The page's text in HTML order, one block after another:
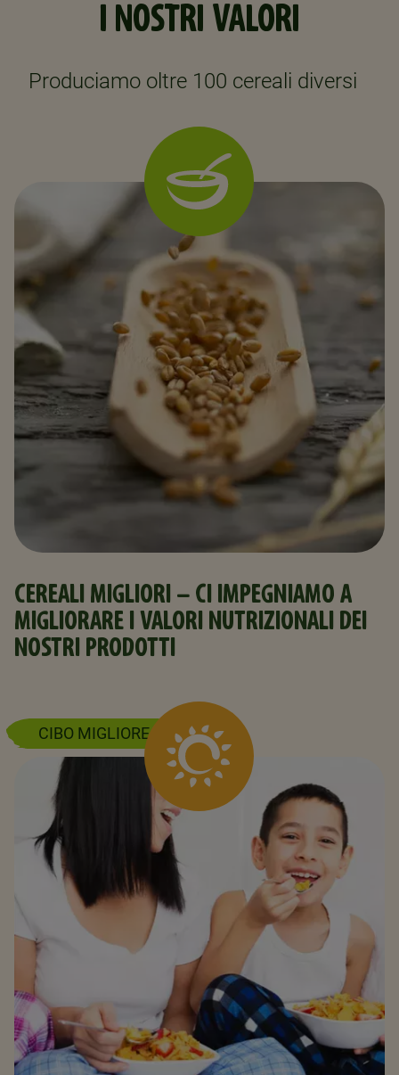
I NOSTRI VALORI
Produciamo oltre 100 cereali diversi
CEREALI MIGLIORI - CI IMPEGNIAMO A
MIGLIORARE I VALORI NUTRIZIONALI DEI
NOSTRI PRODOTTI
CIBO MIGLIORE